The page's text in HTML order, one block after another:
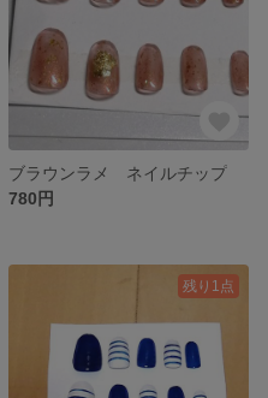
ブラウンラメ ネイルチップ
780円
残り1点